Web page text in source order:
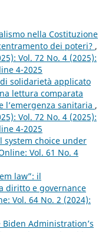
nella Costituzione
dei poteri? ,
Vol. 72 No. 4 (2025):
4-2025
solidarietà applicato
lettura comparata
l’emergenza sanitaria ,
Vol. 72 No. 4 (2025):
4-2025
system choice under
Vol. 61 No. 4
law”: il
diritto e governance
Vol. 64 No. 2 (2024):
Biden Administration’s